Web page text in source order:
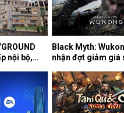
nội bộ,
doanh thu
Black Myth:
nhận đợt giảm giá
trên mọi nền tảng